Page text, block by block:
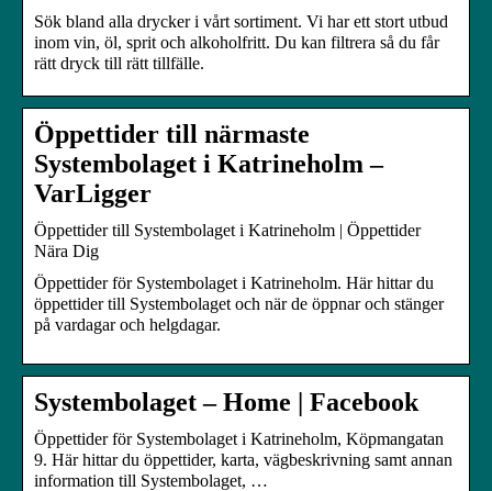
Sök bland alla drycker i vårt sortiment. Vi har ett stort utbud
inom vin, öl, sprit och alkoholfritt. Du kan filtrera så du får
rätt dryck till rätt tillfälle.
Öppettider till närmaste
Systembolaget i Katrineholm –
VarLigger
Öppettider till Systembolaget i Katrineholm | Öppettider
Nära Dig
Öppettider för Systembolaget i Katrineholm. Här hittar du
öppettider till Systembolaget och när de öppnar och stänger
på vardagar och helgdagar.
Systembolaget – Home | Facebook
Öppettider för Systembolaget i Katrineholm, Köpmangatan
9. Här hittar du öppettider, karta, vägbeskrivning samt annan
information till Systembolaget, …